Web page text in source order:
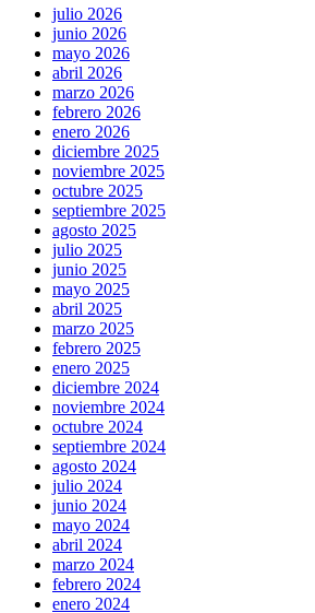
julio 2026
junio 2026
mayo 2026
abril 2026
marzo 2026
febrero 2026
enero 2026
diciembre 2025
noviembre 2025
octubre 2025
septiembre 2025
agosto 2025
julio 2025
junio 2025
mayo 2025
abril 2025
marzo 2025
febrero 2025
enero 2025
diciembre 2024
noviembre 2024
octubre 2024
septiembre 2024
agosto 2024
julio 2024
junio 2024
mayo 2024
abril 2024
marzo 2024
febrero 2024
enero 2024